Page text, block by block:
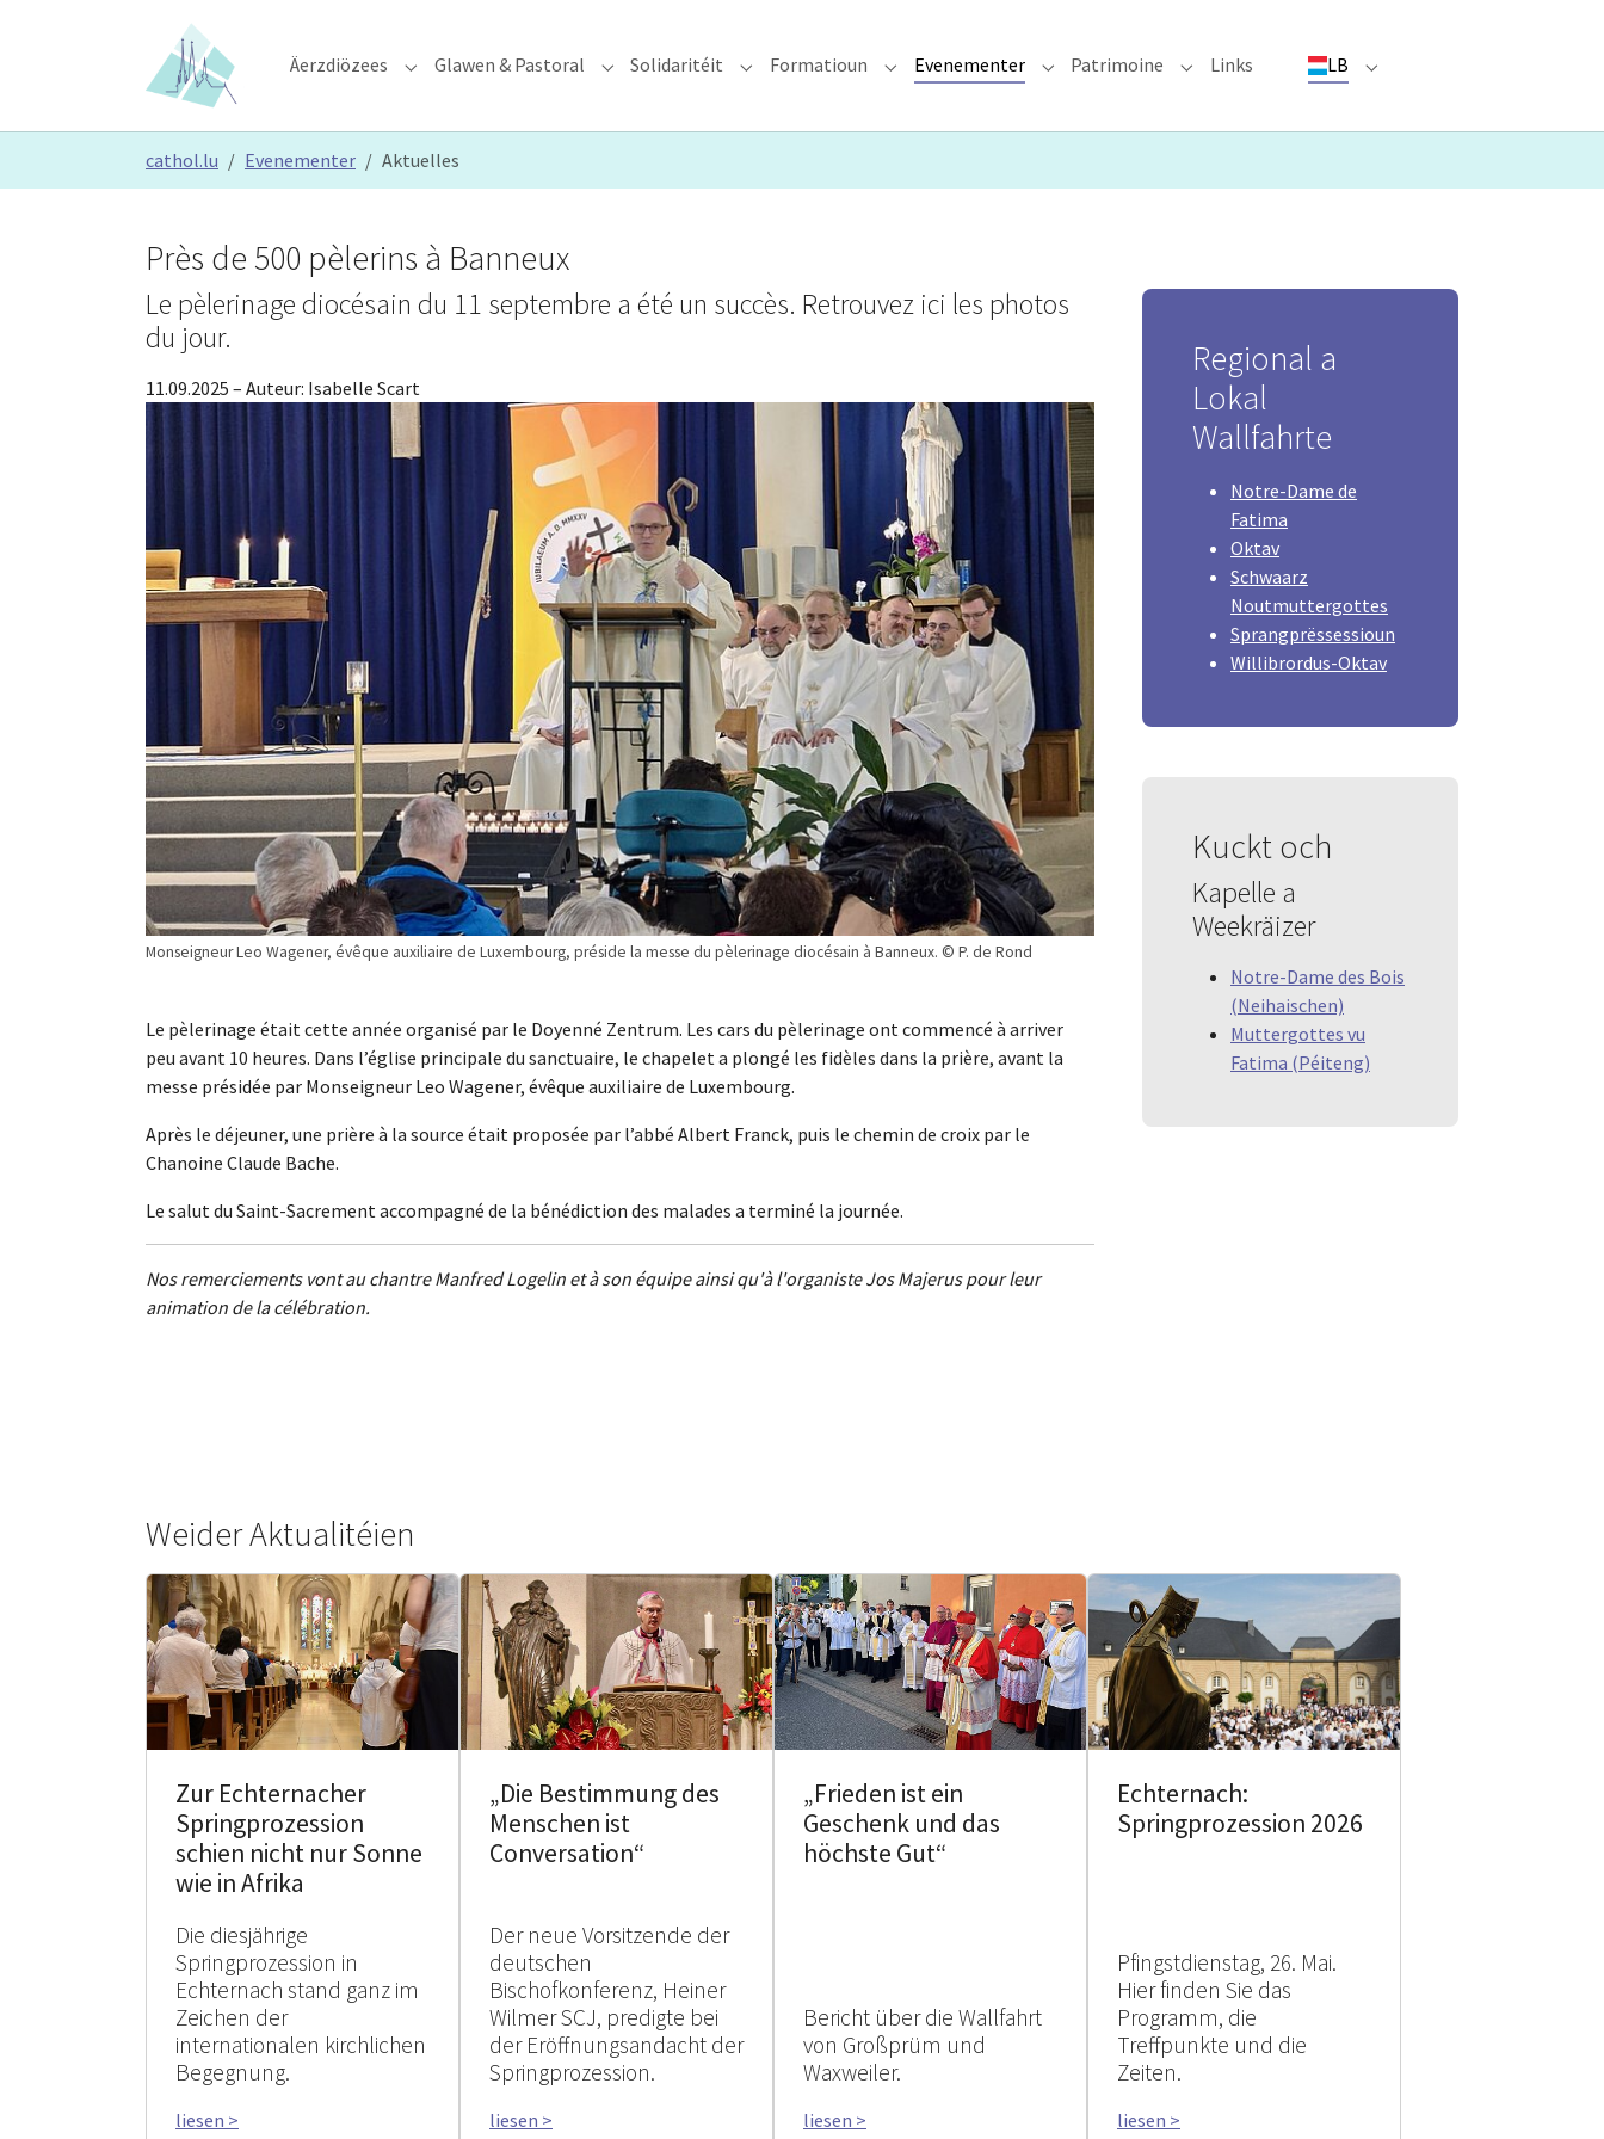
Äerzdiözees Submenu for "Äerzdiözees"
Glawen & Pastoral Submenu for "Glawen & Pastoral"
Solidaritéit Submenu for "Solidaritéit"
Formatioun Submenu for "Formatioun"
Evenementer Submenu for "Evenementer"
Patrimoine Submenu for "Patrimoine"
Links LB Submenu for "LB"
cathol.lu Evenementer Aktuelles
Monseigneur Leo Wagener, évêque auxiliaire de Luxembourg, préside la messe du pèlerinage diocésain à Banneux. © P. de Rond
Près de 500 pèlerins à Banneux
Le pèlerinage diocésain du 11 septembre a été un succès. Retrouvez ici les photos
du jour.
11.09.2025 – Auteur: Isabelle Scart
Le pèlerinage était cette année organisé par le Doyenné Zentrum. Les cars du pèlerinage ont commencé à arriver
peu avant 10 heures. Dans l’église principale du sanctuaire, le chapelet a plongé les fidèles dans la prière, avant la
messe présidée par Monseigneur Leo Wagener, évêque auxiliaire de Luxembourg.
Après le déjeuner, une prière à la source était proposée par l’abbé Albert Franck, puis le chemin de croix par le
Chanoine Claude Bache.
Le salut du Saint-Sacrement accompagné de la bénédiction des malades a terminé la journée.
Nos remerciements vont au chantre Manfred Logelin et à son équipe ainsi qu'à l'organiste Jos Majerus pour leur
animation de la célébration.
Regional a
Lokal
Wallfahrte
Notre-Dame de
Fatima
Oktav
Schwaarz
Noutmuttergottes
Sprangprëssessioun
Willibrordus-Oktav
Kuckt och
Kapelle a
Weekräizer
Notre-Dame des Bois
(Neihaischen)
Muttergottes vu
Fatima (Péiteng)
Weider Aktualitéien
Zur Echternacher
Springprozession
schien nicht nur Sonne
wie in Afrika
Die diesjährige
Springprozession in
Echternach stand ganz im
Zeichen der
internationalen kirchlichen
Begegnung.
liesen >
„Die Bestimmung des
Menschen ist
Conversation“
Der neue Vorsitzende der
deutschen
Bischofkonferenz, Heiner
Wilmer SCJ, predigte bei
der Eröffnungsandacht der
Springprozession.
liesen >
„Frieden ist ein
Geschenk und das
höchste Gut“
Bericht über die Wallfahrt
von Großprüm und
Waxweiler.
liesen >
Echternach:
Springprozession 2026
Pfingstdienstag, 26. Mai.
Hier finden Sie das
Programm, die
Treffpunkte und die
Zeiten.
liesen >